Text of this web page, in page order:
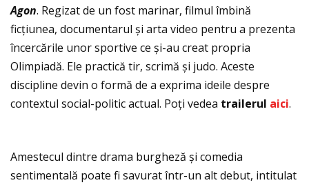
Agon. Regizat de un fost marinar, filmul îmbină
ficţiunea, documentarul și arta video pentru a prezenta
încercările unor sportive ce și-au creat propria
Olimpiadă. Ele practică tir, scrimă și judo. Aceste
discipline devin o formă de a exprima ideile despre
contextul social-politic actual. Poţi vedea trailerul aici.
Amestecul dintre drama burgheză și comedia
sentimentală poate fi savurat într-un alt debut, intitulat